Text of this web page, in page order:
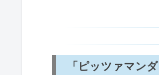
「ピッツァマン